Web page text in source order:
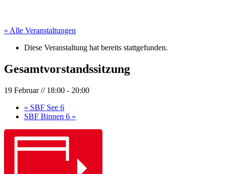
« Alle Veranstaltungen
Diese Veranstaltung hat bereits stattgefunden.
Gesamtvorstandssitzung
19 Februar // 18:00 - 20:00
« SBF See 6
SBF Binnen 6 »